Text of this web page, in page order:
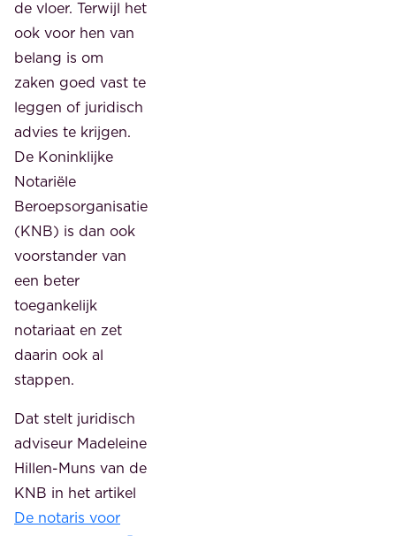
de vloer. Terwijl het
ook voor hen van
belang is om
zaken goed vast te
leggen of juridisch
advies te krijgen.
De Koninklijke
Notariële
Beroepsorganisatie
(KNB) is dan ook
voorstander van
een beter
toegankelijk
notariaat en zet
daarin ook al
stappen.
Dat stelt juridisch
adviseur Madeleine
Hillen-Muns van de
KNB in het artikel
De notaris voor